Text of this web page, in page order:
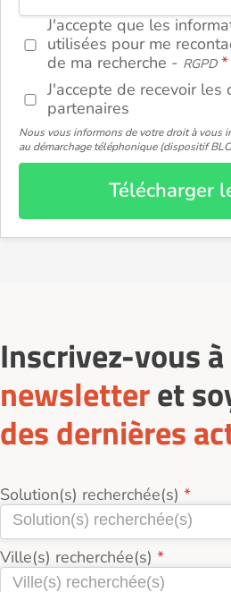
J'accepte que les
utilisées pour me
de ma recherche - RGPD
J'accepte de recevoir les
partenaires
Nous vous informons de votre droit à vous
au démarchage téléphonique (dispositif
Télécharger
Inscrivez-vous
newsletteret
des dernières
Solution(s) recherchée(s)
Ville(s) recherchée(s)